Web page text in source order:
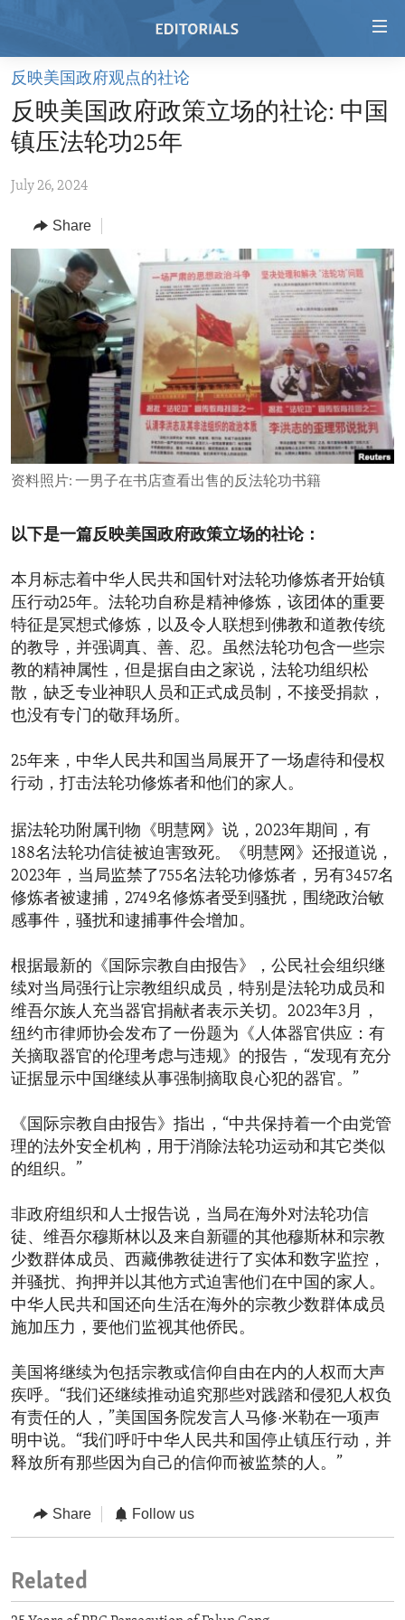
Skip
main
content
to
Navigation
Skip
Search
HOME
VIDEO
REGIONS
AFRICA
AMERICAS
ASIA
EUROPE
MIDDLE EAST
TOPICS
HUMAN RIGHTS
SECURITY AND DEFENSE
AID AND DEVELOPMENT
DEMOCRACY AND GOVERNANCE
ECONOMY AND TRADE
ENVIRONMENT AND HEALTH
IDEALS AND INSTITUTIONS
ARCHIVE
ABOUT US
FOLLOW US
反映美国政府观点的社论
反映美国政府政策立场的社论: 中国
镇压法轮功25年
July 26, 2024
Share
资料照片: 一男子在书店查看出售的反法轮功书籍
以下是一篇反映美国政府政策立场的社论：
本月标志着中华人民共和国针对法轮功修炼者开始镇
压行动25年。法轮功自称是精神修炼，该团体的重要
特征是冥想式修炼，以及令人联想到佛教和道教传统
的教导，并强调真、善、忍。虽然法轮功包含一些宗
教的精神属性，但是据自由之家说，法轮功组织松
散，缺乏专业神职人员和正式成员制，不接受捐款，
也没有专门的敬拜场所。
25年来，中华人民共和国当局展开了一场虐待和侵权
行动，打击法轮功修炼者和他们的家人。
据法轮功附属刊物《明慧网》说，2023年期间，有
188名法轮功信徒被迫害致死。《明慧网》还报道说，
2023年，当局监禁了755名法轮功修炼者，另有3457名
修炼者被逮捕，2749名修炼者受到骚扰，围绕政治敏
感事件，骚扰和逮捕事件会增加。
根据最新的《国际宗教自由报告》，公民社会组织继
续对当局强行让宗教组织成员，特别是法轮功成员和
维吾尔族人充当器官捐献者表示关切。2023年3月，
纽约市律师协会发布了一份题为《人体器官供应：有
关摘取器官的伦理考虑与违规》的报告，“发现有充分
证据显示中国继续从事强制摘取良心犯的器官。”
《国际宗教自由报告》指出，“中共保持着一个由党管
理的法外安全机构，用于消除法轮功运动和其它类似
的组织。”
非政府组织和人士报告说，当局在海外对法轮功信
徒、维吾尔穆斯林以及来自新疆的其他穆斯林和宗教
少数群体成员、西藏佛教徒进行了实体和数字监控，
并骚扰、拘押并以其他方式迫害他们在中国的家人。
中华人民共和国还向生活在海外的宗教少数群体成员
施加压力，要他们监视其他侨民。
美国将继续为包括宗教或信仰自由在内的人权而大声
疾呼。“我们还继续推动追究那些对践踏和侵犯人权负
有责任的人，”美国国务院发言人马修·米勒在一项声
明中说。“我们呼吁中华人民共和国停止镇压行动，并
释放所有那些因为自己的信仰而被监禁的人。”
Share Follow us
Related